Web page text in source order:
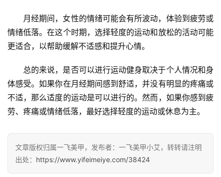
品
展
招
纳
美
关
于
我
月经期间，女性的情绪可能会有所波动，体验到疲劳或
情绪低落。在这个时期，选择轻度的运动和放松的活动可能
更适合，以帮助缓解不适感和提升心情。
总的来说，是否可以进行运动健身取决于个人情况和身
体感受。如果你在月经期间感到舒适，并没有明显的疼痛或
不适，那么适度的运动是可以进行的。然而，如果你感到疲
劳、疼痛或情绪低落，最好选择轻度的运动或休息为主。
文章版权归属一飞美甲，发布者：一飞美甲小艾，转转请注明
出处： https://www.yifeimeiye.com/38424